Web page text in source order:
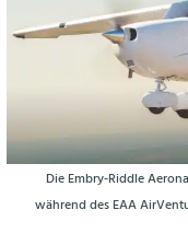
Die Embry-Riddle
während des EAA